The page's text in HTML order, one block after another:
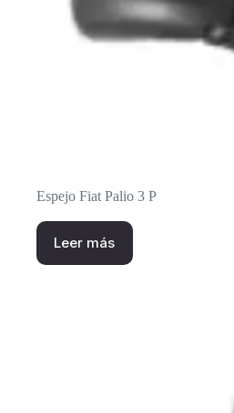
Espejo Fiat Palio 3 P
Leer más